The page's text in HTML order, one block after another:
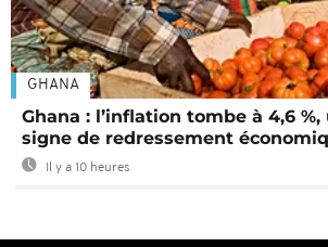
GHANA
Ghana : l’inflation tombe à 4,6
signe de redressement
Il y a 10 heures